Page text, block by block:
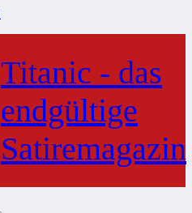
Titanic - das
endgültige
Satiremagazin